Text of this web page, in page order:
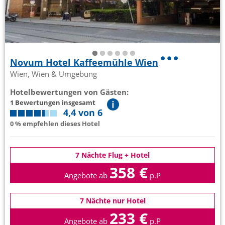
Novum Hotel Kaffeemühle Wien
Wien, Wien & Umgebung
Hotelbewertungen von Gästen:
1 Bewertungen insgesamt
4,4 von 6
0 % empfehlen dieses Hotel
7 Nächte Flug + Hotel
Angebote ab 358 € p.P
7 Nächte nur Hotel
Angebote ab 233 € p.P